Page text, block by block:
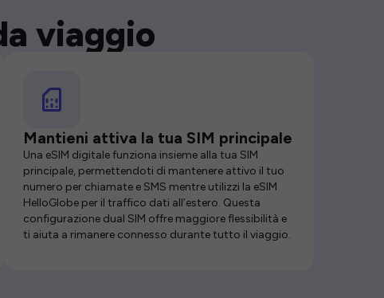
viaggio
Mantieni attiva la tua SIM principale
Una eSIM digitale funziona insieme alla tua SIM
principale, permettendoti di mantenere attivo il tuo
numero per chiamate e SMS mentre utilizzi la eSIM
HelloGlobe per il traffico dati all’estero. Questa
configurazione dual SIM offre maggiore flessibilità e
ti aiuta a rimanere connesso durante tutto il viaggio.